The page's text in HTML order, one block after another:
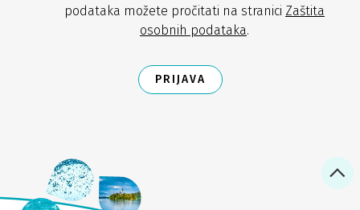
podataka možete pročitati na stranici Zaštita
osobnih podataka.
PRIJAVA